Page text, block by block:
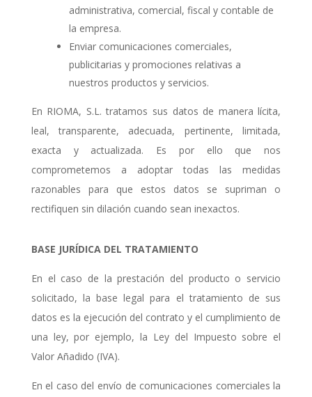
administrativa, comercial, fiscal y contable de
la empresa.
Enviar comunicaciones comerciales,
publicitarias y promociones relativas a
nuestros productos y servicios.
En RIOMA, S.L. tratamos sus datos de manera lícita,
leal, transparente, adecuada, pertinente, limitada,
exacta y actualizada. Es por ello que nos
comprometemos a adoptar todas las medidas
razonables para que estos datos se supriman o
rectifiquen sin dilación cuando sean inexactos.
BASE JURÍDICA DEL TRATAMIENTO
En el caso de la prestación del producto o servicio
solicitado, la base legal para el tratamiento de sus
datos es la ejecución del contrato y el cumplimiento de
una ley, por ejemplo, la Ley del Impuesto sobre el
Valor Añadido (IVA).
En el caso del envío de comunicaciones comerciales la